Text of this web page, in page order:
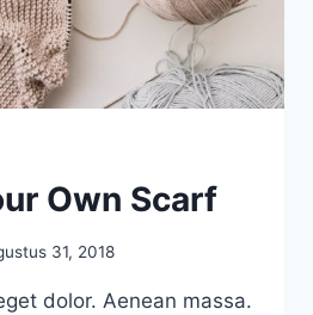
Own Scarf
31, 2018
dolor. Aenean massa.